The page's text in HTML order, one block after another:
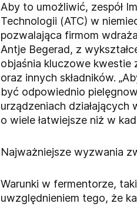
Aby to umożliwić, zespół
Technologii (ATC) w
pozwalająca firmom
Antje Begerad, z
objaśnia kluczowe kwestie
oraz innych składników.
być odpowiednio
urządzeniach
o wiele łatwiejsze niż w
Najważniejsze wyzwania
Warunki w fermentorze,
uwzględnieniem tego, że